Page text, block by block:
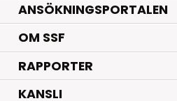
ANSÖKNINGSPORTALEN
OM SSF
RAPPORTER
KANSLI